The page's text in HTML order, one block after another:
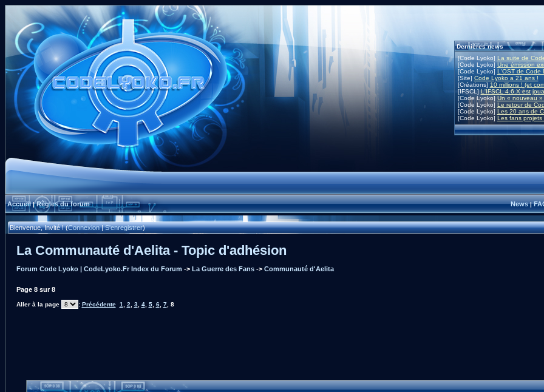
Dernières news
[Code Lyoko] La suite de
[Code Lyoko]Une émission
[Code Lyoko] L'OST de Code
[Site] Code Lyoko a 21 ans !
[Créations] 10 millions ! (et
[IFSCL]L'IFSCL 4.6.X est
[Code Lyoko] Un « nouveau »
[Code Lyoko] Le retour de
[Code Lyoko] Les 20 ans de
[Code Lyoko] Les fans projets
Accueil|Règles du forum News|
Bienvenue, Invité ! (Connexion|S'enregistrer)
La Communauté d'Aelita - Topic d'adhésion
Forum Code Lyoko | CodeLyoko.Fr Index du Forum -> La Guerre des Fans-> Communauté d'Aelita
Page 8sur8
Aller à la page : Précédente 1 2 3, 4, 5, 6, 7, 8